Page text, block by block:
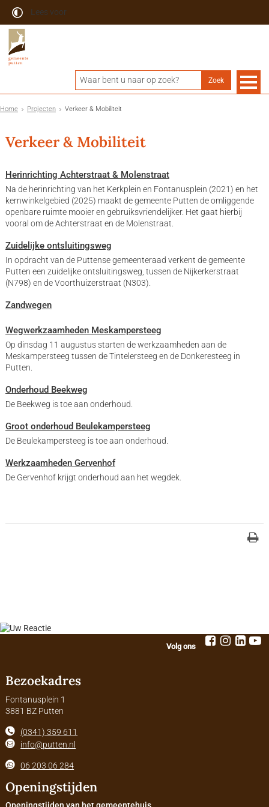
Lees voor
Home Projecten Verkeer & Mobiliteit
Verkeer & Mobiliteit
Herinrichting Achterstraat & Molenstraat
Na de herinrichting van het Kerkplein en Fontanusplein (2021) en het
kernwinkelgebied (2025) maakt de gemeente Putten de omliggende
openbare ruimte mooier en gebruiksvriendelijker. Het gaat hierbij
vooral om de Achterstraat en de Molenstraat.
Zuidelijke ontsluitingsweg
In opdracht van de Puttense gemeenteraad verkent de gemeente
Putten een zuidelijke ontsluitingsweg, tussen de Nijkerkerstraat
(N798) en de Voorthuizerstraat (N303).
Zandwegen
Wegwerkzaamheden Meskampersteeg
Op dinsdag 11 augustus starten de werkzaamheden aan de
Meskampersteeg tussen de Tintelersteeg en de Donkeresteeg in
Putten.
Onderhoud Beekweg
De Beekweg is toe aan onderhoud.
Groot onderhoud Beulekampersteeg
De Beulekampersteeg is toe aan onderhoud.
Werkzaamheden Gervenhof
De Gervenhof krijgt onderhoud aan het wegdek.
Volg ons
Bezoekadres
Fontanusplein 1
3881 BZ Putten
(0341) 359 611
info@putten.nl
06 203 06 284
Openingstijden